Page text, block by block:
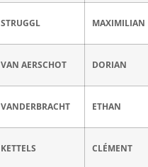
STRUGGL MAXIMILIAN
VAN AERSCHOT DORIAN
VANDERBRACHT ETHAN
KETTELS CLÉMENT